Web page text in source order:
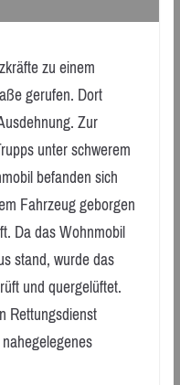
zu einem
gerufen. Dort
Zur
unter schwerem
befanden sich
Fahrzeug geborgen
Da das Wohnmobil
stand, wurde das
und quergelüftet.
Rettungsdienst